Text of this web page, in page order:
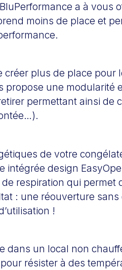
a à vous
moins de place et
créer plus de place pour
une modularité
permettant ainsi de
de votre
intégrée design
respiration qui permet
: une réouverture
!
dans un local non
résister à des